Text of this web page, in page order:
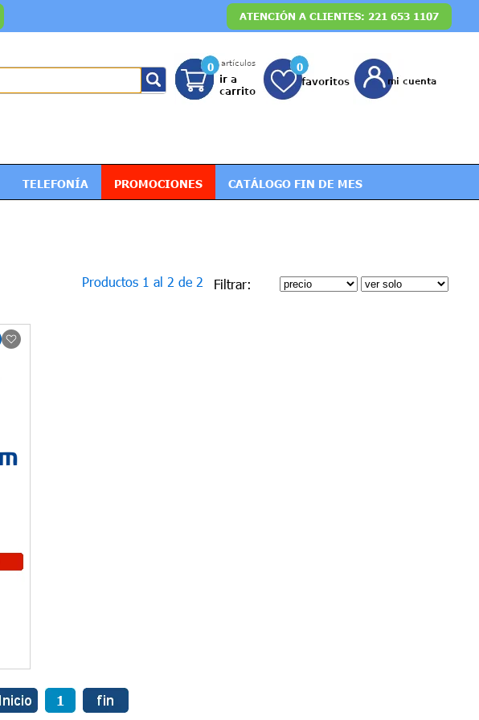
ATENCIÓN A CLIENTES: 221 653 1107
0 0
TELEFONÍA PROMOCIONES CATÁLOGO FIN DE MES
Productos 1 al 2 de 2 Filtrar:
1